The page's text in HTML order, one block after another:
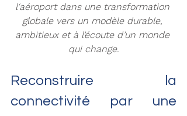
l‘aéroport dans une transformation
globale vers un modèle durable,
ambitieux et à l’écoute d’un monde
qui change.
Reconstruire la
connectivité par une